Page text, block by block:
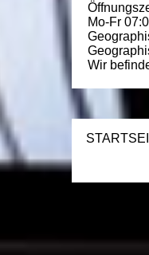
Mo-Fr
Wir